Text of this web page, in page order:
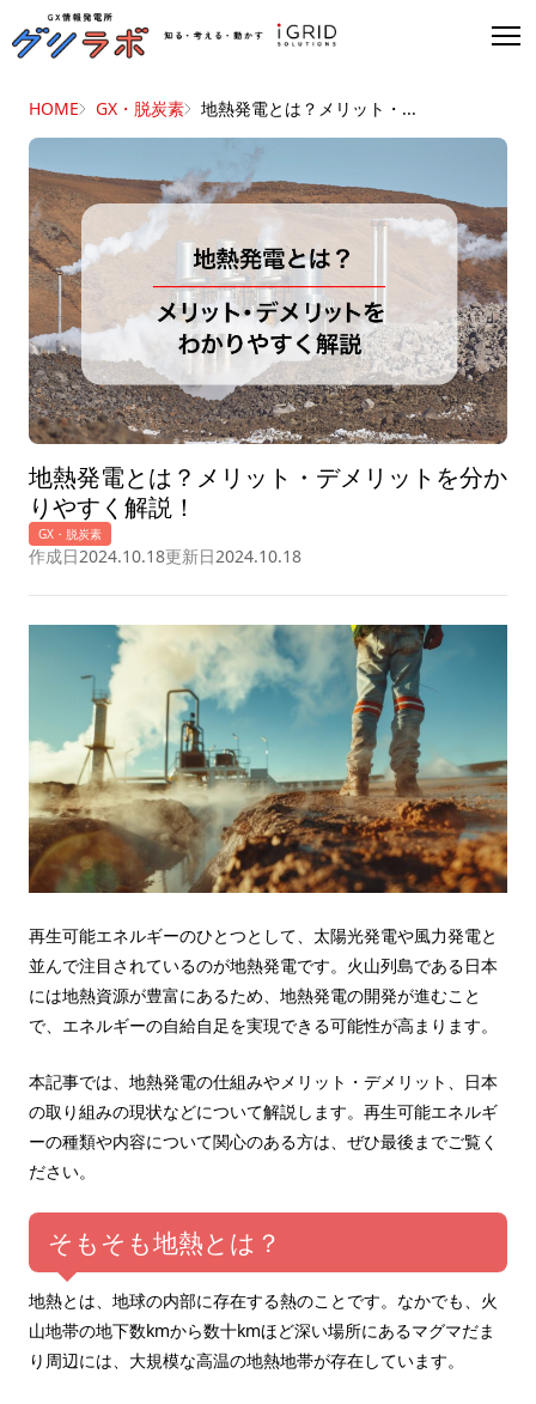
HOME GX・脱炭素 地熱発電とは？メリット・...
GX・脱炭素
作成日2024.10.18更新日2024.10.18
地熱発電とは？メリット・デメリットを分か
りやすく解説！
再生可能エネルギーのひとつとして、太陽光発電や風力発電と
並んで注目されているのが地熱発電です。火山列島である日本
には地熱資源が豊富にあるため、地熱発電の開発が進むこと
で、エネルギーの自給自足を実現できる可能性が高まります。
本記事では、地熱発電の仕組みやメリット・デメリット、日本
の取り組みの現状などについて解説します。再生可能エネルギ
ーの種類や内容について関心のある方は、ぜひ最後までご覧く
ださい。
そもそも地熱とは？
地熱とは、地球の内部に存在する熱のことです。なかでも、火
山地帯の地下数kmから数十kmほど深い場所にあるマグマだま
り周辺には、大規模な高温の地熱地帯が存在しています。